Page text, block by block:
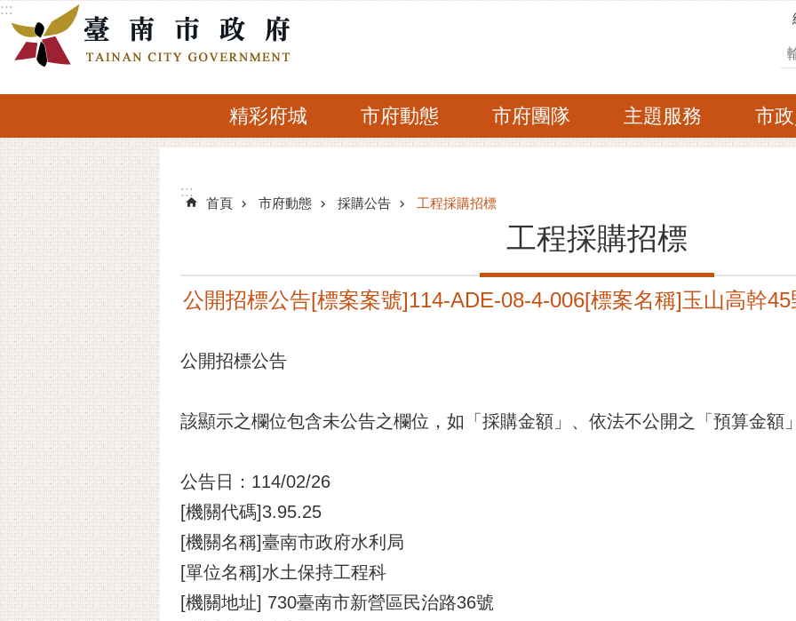
跳到主要內容區塊
:::
精彩府城 市府動態 市府團隊 主題服務 市
:::
:::
首頁 市府動態 採購公告 工程採購招標
工程採購招標
公開招標公告[標案案號]114-ADE-08-4-006[標案名稱]玉山高幹
公開招標公告
該顯示之欄位包含未公告之欄位，如「採購金額」、依法不公開之「預算金額
公告日：114/02/26
[機關代碼]3.95.25
[機關名稱]臺南市政府水利局
[單位名稱]水土保持工程科
[機關地址] 730臺南市新營區民治路36號